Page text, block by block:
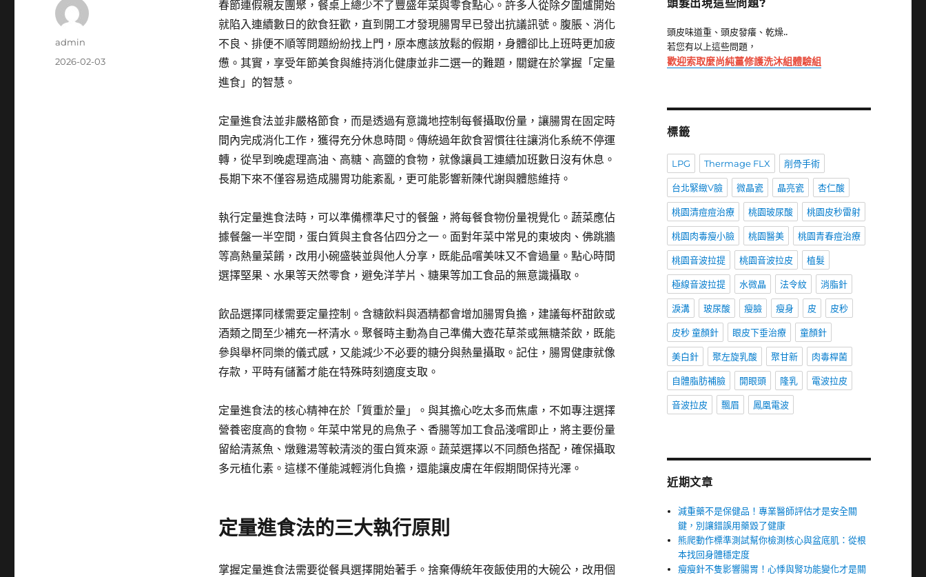
春節連假親友團聚，餐桌上總少不了豐盛年菜與零食點心。許多人從除夕圍爐開始
就陷入連續數日的飲食狂歡，直到開工才發現腸胃早已發出抗議訊號。腹脹、消化
不良、排便不順等問題紛紛找上門，原本應該放鬆的假期，身體卻比上班時更加疲
憊。其實，享受年節美食與維持消化健康並非二選一的難題，關鍵在於掌握「定量
進食」的智慧。
定量進食法並非嚴格節食，而是透過有意識地控制每餐攝取份量，讓腸胃在固定時
間內完成消化工作，獲得充分休息時間。傳統過年飲食習慣往往讓消化系統不停運
轉，從早到晚處理高油、高糖、高鹽的食物，就像讓員工連續加班數日沒有休息。
長期下來不僅容易造成腸胃功能紊亂，更可能影響新陳代謝與體態維持。
執行定量進食法時，可以準備標準尺寸的餐盤，將每餐食物份量視覺化。蔬菜應佔
據餐盤一半空間，蛋白質與主食各佔四分之一。面對年菜中常見的東坡肉、佛跳牆
等高熱量菜餚，改用小碗盛裝並與他人分享，既能品嚐美味又不會過量。點心時間
選擇堅果、水果等天然零食，避免洋芋片、糖果等加工食品的無意識攝取。
飲品選擇同樣需要定量控制。含糖飲料與酒精都會增加腸胃負擔，建議每杯甜飲或
酒類之間至少補充一杯清水。聚餐時主動為自己準備大壺花草茶或無糖茶飲，既能
參與舉杯同樂的儀式感，又能減少不必要的糖分與熱量攝取。記住，腸胃健康就像
存款，平時有儲蓄才能在特殊時刻適度支取。
定量進食法的核心精神在於「質重於量」。與其擔心吃太多而焦慮，不如專注選擇
營養密度高的食物。年菜中常見的烏魚子、香腸等加工食品淺嚐即止，將主要份量
留給清蒸魚、燉雞湯等較清淡的蛋白質來源。蔬菜選擇以不同顏色搭配，確保攝取
多元植化素。這樣不僅能減輕消化負擔，還能讓皮膚在年假期間保持光澤。
定量進食法的三大執行原則
掌握定量進食法需要從餐具選擇開始著手。捨棄傳統年夜飯使用的大碗公，改用個
作
admin
發
2026-02-03
頭髮出現這些問題?
頭皮味道重、頭皮發癢、乾燥..
若您有以上這些問題，
歡迎索取麼尚純薑修護洗沐組體驗組
標籤
LPG Thermage FLX 削骨手術
台北緊緻V臉 微晶瓷 晶亮瓷 杏仁酸
桃園清痘痘治療 桃園玻尿酸 桃園皮秒雷射
桃園肉毒瘦小臉 桃園醫美 桃園青春痘治療
桃園音波拉提 桃園音波拉皮 植髮
極線音波拉提 水微晶 法令紋 消脂針
淚溝 玻尿酸 瘦臉 瘦身 皮 皮秒
皮秒 童顏針 眼皮下垂治療 童顏針
美白針 聚左旋乳酸 聚甘新 肉毒桿菌
自體脂肪補臉 開眼頭 隆乳 電波拉皮
音波拉皮 飄眉 鳳凰電波
近期文章
減重藥不是保健品！專業醫師評估才是安全關
鍵，別讓錯誤用藥毀了健康
熊爬動作標準測試幫你檢測核心與盆底肌：從根
本找回身體穩定度
瘦瘦針不隻影響腸胃！心悸與腎功能變化才是關